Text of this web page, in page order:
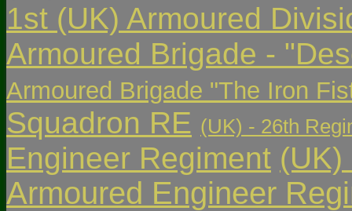
1st (UK) Armoured
Armoured Brigade -
Armoured Brigade "The Iron
Squadron RE (UK) - 26th
Engineer Regiment
Armoured Engineer